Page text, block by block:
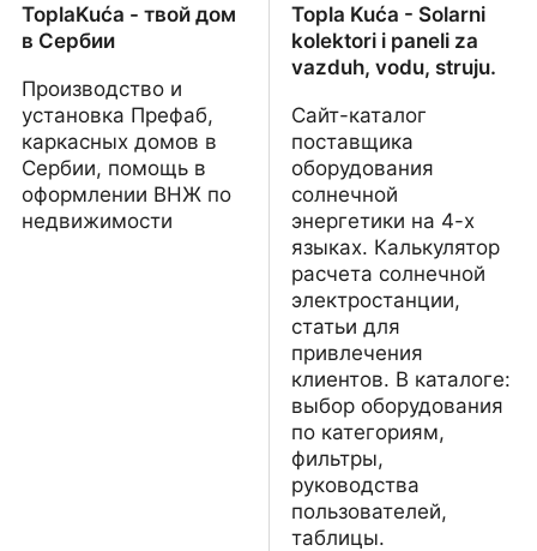
ToplaKuća - твой дом
в Сербии
Производство и
установка Префаб,
каркасных домов в
Сербии, помощь в
оформлении ВНЖ по
недвижимости
Topla Kuća - Solarni
kolektori i paneli za
vazduh, vodu, struju.
Сайт-каталог
поставщика
оборудования
солнечной
энергетики на 4-х
языках. Калькулятор
расчета солнечной
электростанции,
статьи для
привлечения
клиентов. В каталоге:
выбор оборудования
по категориям,
фильтры,
руководства
пользователей,
таблицы.